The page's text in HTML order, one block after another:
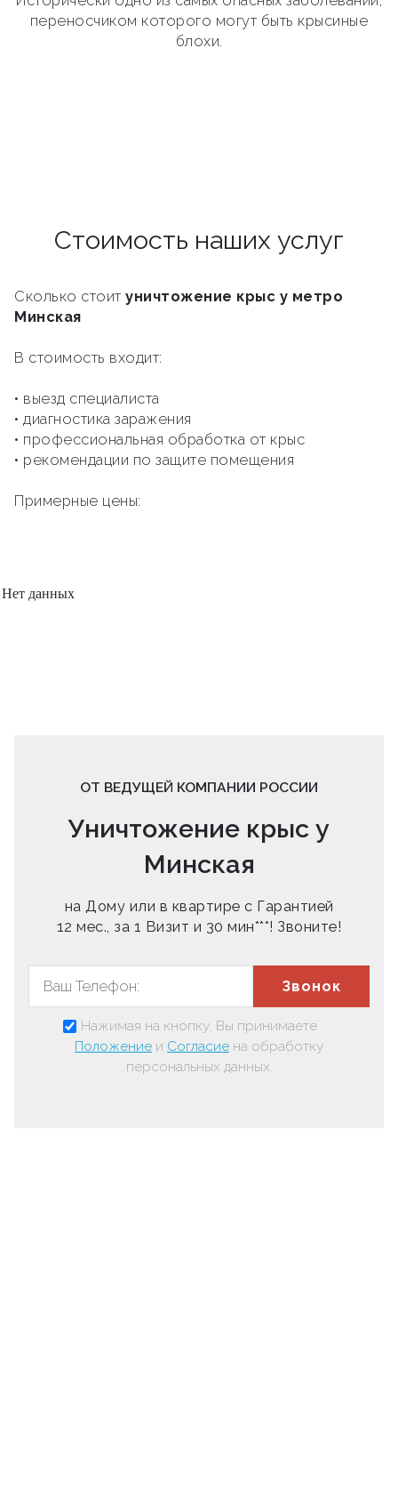
переносчиком которого могут быть крысиные
блохи.
Стоимость наших услуг
Сколько стоит уничтожение крыс у метро
Минская
В стоимость входит:
• выезд специалиста
• диагностика заражения
• профессиональная обработка от крыс
• рекомендации по защите помещения
Примерные цены:
Нет данных
ОТ ВЕДУЩЕЙ КОМПАНИИ РОССИИ
Уничтожение крыс у
Минская
на Дому или в квартире с Гарантией
12 мес., за 1 Визит и 30 мин***! Звоните!
Звонок
Нажимая на кнопку, Вы принимаете
Положение и Согласие на обработку
персональных данных.